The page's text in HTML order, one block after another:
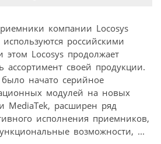
компании Locosys
российскими
этом Locosys продолжает
ассортимент своей продукции.
начато серийное
модулей на новых
MediaTek, расширен ряд
исполнения приемников,
возможности, ...